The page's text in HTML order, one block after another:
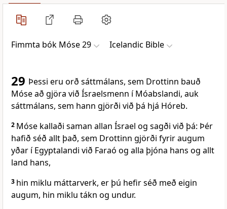
Fimmta bók Móse 29 Icelandic Bible
29 Þessi eru orð sáttmálans, sem Drottinn bauð
Móse að gjöra við Ísraelsmenn í Móabslandi, auk
sáttmálans, sem hann gjörði við þá hjá Hóreb.
2 Móse kallaði saman allan Ísrael og sagði við þá: Þér
hafið séð allt það, sem Drottinn gjörði fyrir augum
yðar í Egyptalandi við Faraó og alla þjóna hans og allt
land hans,
3 hin miklu máttarverk, er þú hefir séð með eigin
augum, hin miklu tákn og undur.